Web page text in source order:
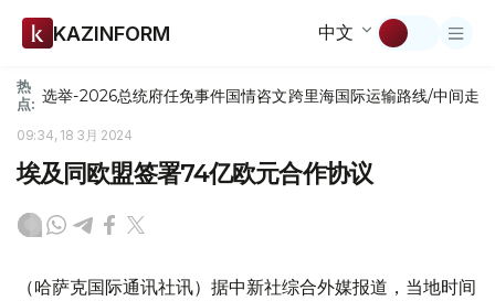
KAZINFORM 中文
热
点: 选举-2026总统府任免事件国情咨文跨里海国际运输路线/中间走廊
09:34, 18 3月 2024
埃及同欧盟签署74亿欧元合作协议
（哈萨克国际通讯社讯）据中新社综合外媒报道，当地时间